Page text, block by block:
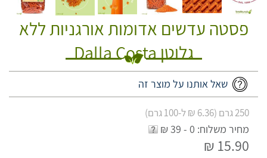
פסטה עדשים אדומות אורגניות ללא
גלוטן Dalla Costa
שאל אותנו על מוצר זה
250 גרם (6.36 ₪ ל-100 גרם)
מחיר משלוח: 0 - 39 ₪
15.90 ₪